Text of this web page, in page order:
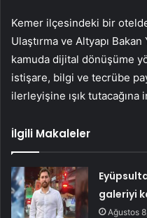
Kemer ilçesindeki bir
Ulaştırma ve Altyapı Bakan
kamuda dijital dönüşüme
istişare, bilgi ve tecrübe
ilerleyişine ışık tutacağına
İlgili Makaleler
galeriyi
Ağustos